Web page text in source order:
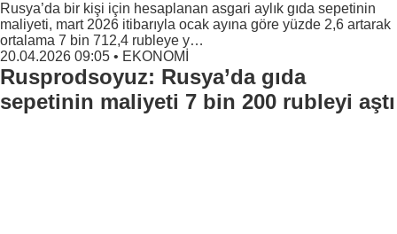
Rusya’da bir kişi için hesaplanan asgari aylık gıda sepetinin
maliyeti, mart 2026 itibarıyla ocak ayına göre yüzde 2,6 artarak
ortalama 7 bin 712,4 rubleye y…
20.04.2026 09:05 • EKONOMİ
Rusprodsoyuz: Rusya’da gıda
sepetinin maliyeti 7 bin 200 rubleyi aştı